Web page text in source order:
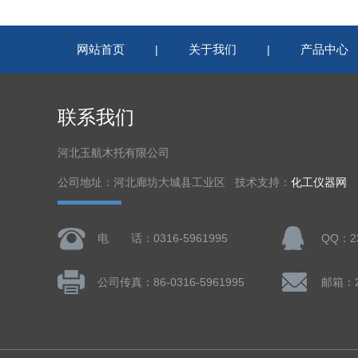
网站首页 | 关于我们 | 产品中心
联系我们
河北玉航木托有限公司
公司地址：河北廊坊大城县工业区 技术支持： 化工仪器网
电 话：0316-5961995 QQ：
公司传真：86-0316-5961995 邮箱